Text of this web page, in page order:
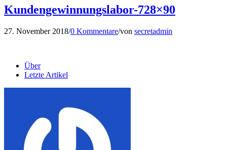
Kundengewinnungslabor-728×90
27. November 2018/0 Kommentare/von secretadmin
Über
Letzte Artikel